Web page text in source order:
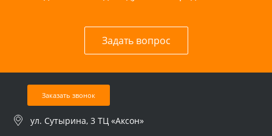
Задать вопрос
Заказать звонок
ул. Сутырина, 3 ТЦ «Аксон»